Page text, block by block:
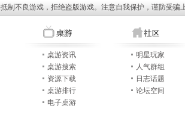
抵制不良游戏，拒绝盗版游戏。注意自我保护，谨防受骗
桌游资讯
桌游搜索
资源下载
桌游排行
电子桌游
明星玩家
人气群组
日志话题
论坛空间